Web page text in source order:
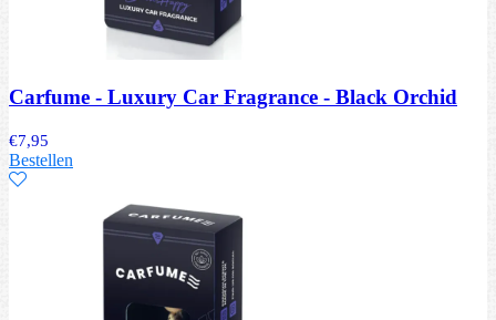
Carfume - Luxury Car Fragrance - Black Orchid
€7,95
Bestellen